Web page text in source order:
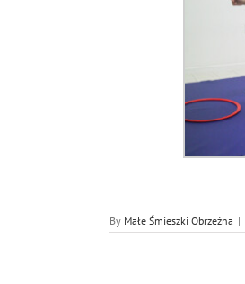
By Małe Śmieszki Obrzeżna |